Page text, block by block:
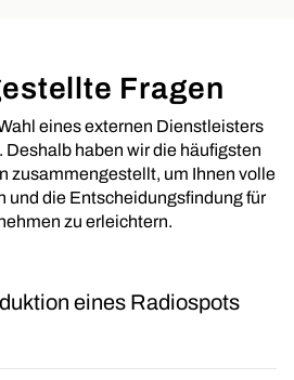
Fragen
eines externen Dienstleisters
haben wir die häufigsten
zusammengestellt, um Ihnen volle
und die Entscheidungsfindung für
zu erleichtern.
eines Radiospots